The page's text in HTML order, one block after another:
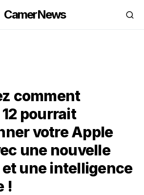
CamerNews
comment
pourrait
votre Apple
une nouvelle
une intelligence
!